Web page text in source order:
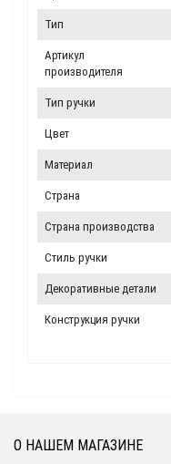
Тип
Артикул
производителя
Тип ручки
Цвет
Материал
Страна
Страна производства
Стиль ручки
Декоративные детали
Конструкция ручки
О НАШЕМ МАГАЗИНЕ